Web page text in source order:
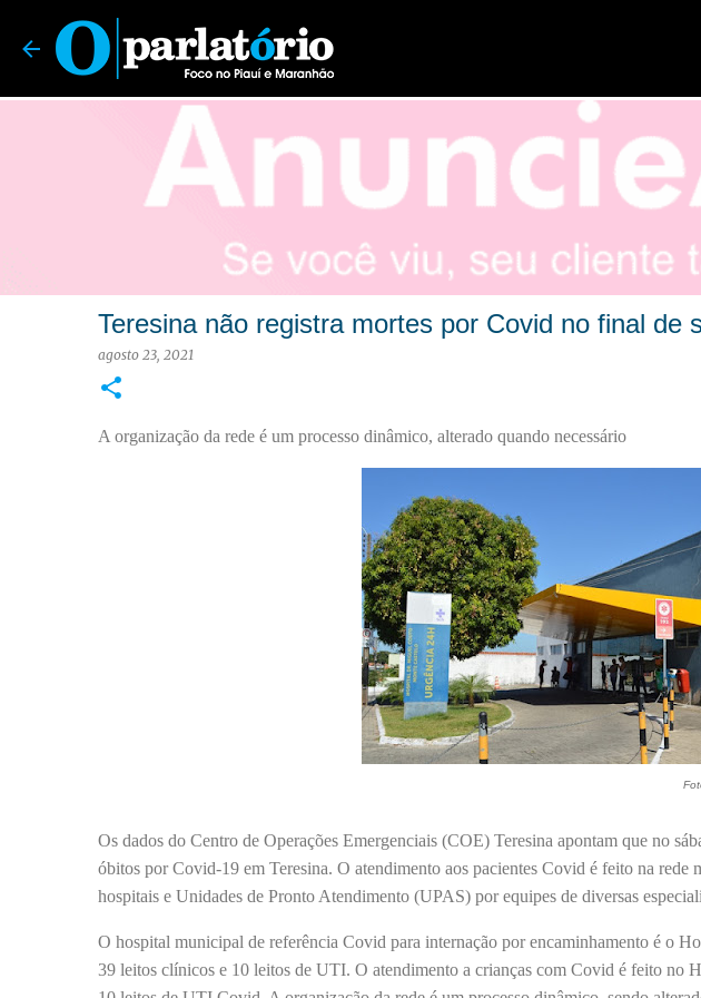
O Parlatório | Foco no Piauí e Maranhão
Teresina não registra mortes por Covid no final de
agosto 23, 2021
A organização da rede é um processo dinâmico, alterado quando necessário
Os dados do Centro de Operações Emergenciais (COE) Teresina apontam que no
óbitos por Covid-19 em Teresina. O atendimento aos pacientes Covid é feito na rede
hospitais e Unidades de Pronto Atendimento (UPAS) por equipes de diversas
O hospital municipal de referência Covid para internação por encaminhamento é o
39 leitos clínicos e 10 leitos de UTI. O atendimento a crianças com Covid é feito no